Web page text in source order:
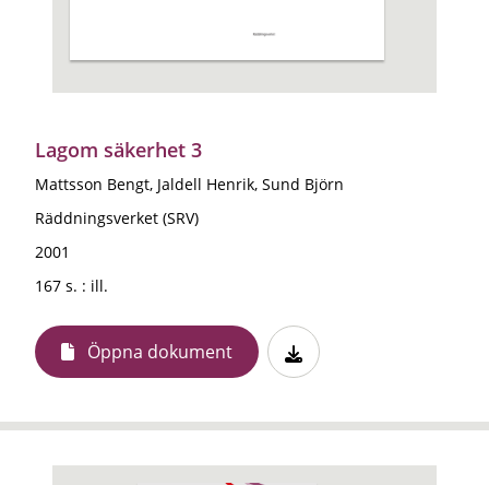
Lagom säkerhet 3
Mattsson Bengt, Jaldell Henrik, Sund Björn
Räddningsverket (SRV)
2001
167 s. : ill.
Öppna dokument